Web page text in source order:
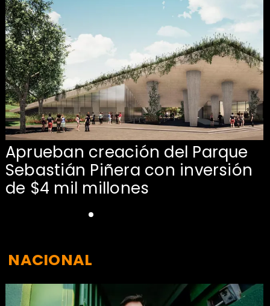
Aprueban creación del Parque
Sebastián Piñera con inversión
de $4 mil millones
NACIONAL